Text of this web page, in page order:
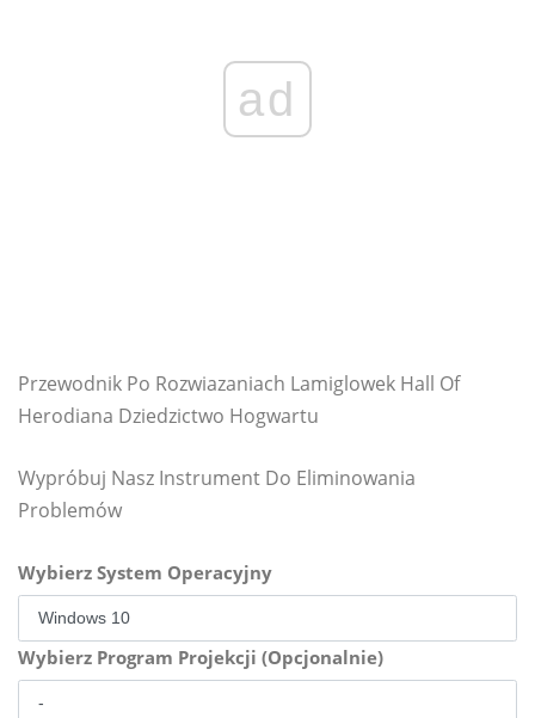
ad
Przewodnik Po Rozwiazaniach Lamiglowek Hall Of
Herodiana Dziedzictwo Hogwartu
Wypróbuj Nasz Instrument Do Eliminowania
Problemów
Wybierz System Operacyjny
Wybierz Program Projekcji (Opcjonalnie)